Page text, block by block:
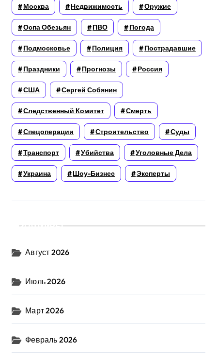
Москва Недвижимость Оружие
Оспа Обезьян ПВО Погода
Подмосковье Полиция Пострадавшие
Праздники Прогнозы Россия
США Сергей Собянин
Следственный Комитет Смерть
Спецоперации Строительство Суды
Транспорт Убийства Уголовные Дела
Украина Шоу-Бизнес Эксперты
Архивы
Август 2026
Июль 2026
Март 2026
Февраль 2026